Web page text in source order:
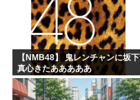
【NMB48】 鬼レンチャンに坂下
真心きたあああああ